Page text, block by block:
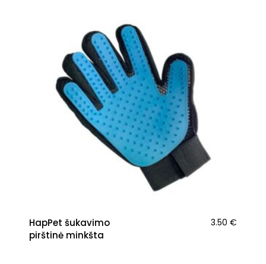
HapPet šukavimo
pirštinė minkšta
3.50 €